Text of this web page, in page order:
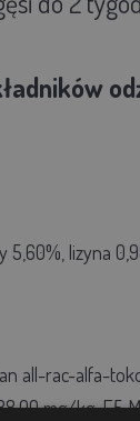
lizyna
all-rac-alfa-
mg/kg, E5